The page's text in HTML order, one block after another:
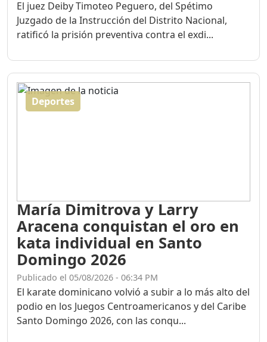
El juez Deiby Timoteo Peguero, del Spétimo
Juzgado de la Instrucción del Distrito Nacional,
ratificó la prisión preventiva contra el exdi...
Deportes
María Dimitrova y Larry
Aracena conquistan el oro en
kata individual en Santo
Domingo 2026
Publicado el 05/08/2026 - 06:34 PM
El karate dominicano volvió a subir a lo más alto del
podio en los Juegos Centroamericanos y del Caribe
Santo Domingo 2026, con las conqu...